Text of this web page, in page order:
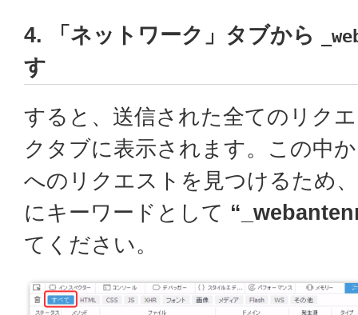
4. 「ネットワーク」タブから
す
すると、送信された全てのリク
クタブに表示されます。この中
へのリクエストを見つけるため
にキーワードとして
てください。